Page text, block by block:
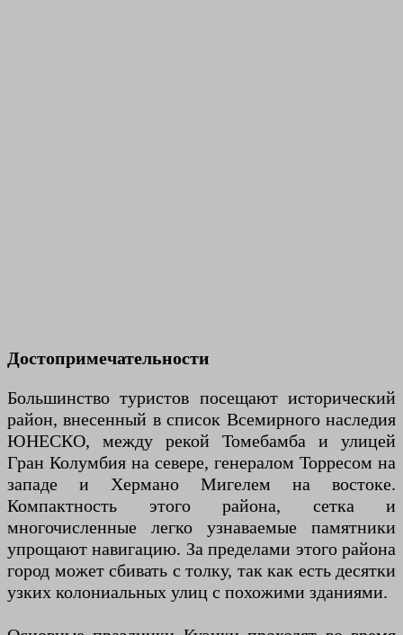
Достопримечательности
Большинство туристов посещают исторический
район, внесенный в список Всемирного наследия
ЮНЕСКО, между рекой Томебамба и улицей
Гран Колумбия на севере, генералом Торресом на
западе и Хермано Мигелем на востоке.
Компактность этого района, сетка и
многочисленные легко узнаваемые памятники
упрощают навигацию. За пределами этого района
город может сбивать с толку, так как есть десятки
узких колониальных улиц с похожими зданиями.